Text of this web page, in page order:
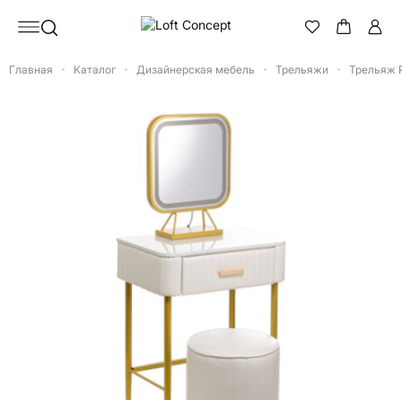
Главная Каталог Дизайнерская мебель Трельяжи Трельяж